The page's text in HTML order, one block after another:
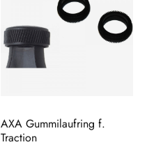
AXA Gummilaufring f.
Traction